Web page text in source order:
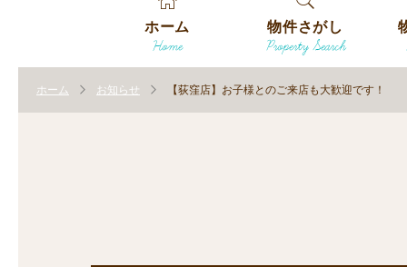
ホーム
Home
物件さがし
Property Search
ホーム お知らせ 【荻窪店】お子様とのご来店も大歓迎です！